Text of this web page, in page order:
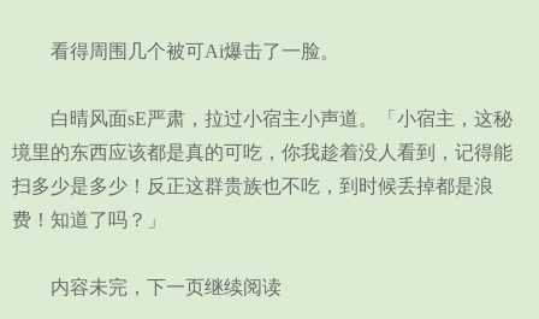
看得周围几个被可Ai爆击了一脸。
白晴风面sE严肃，拉过小宿主小声道。「小宿主，这秘
境里的东西应该都是真的可吃，你我趁着没人看到，记得能
扫多少是多少！反正这群贵族也不吃，到时候丢掉都是浪
费！知道了吗？」
内容未完，下一页继续阅读